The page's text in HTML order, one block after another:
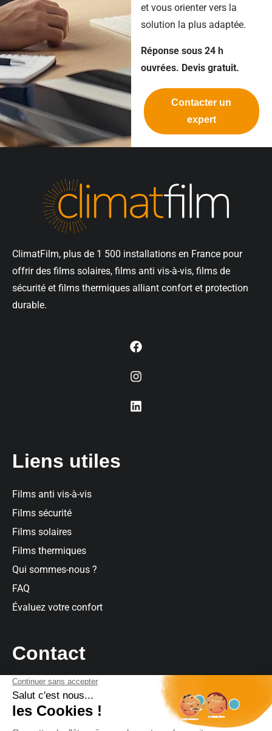
et vous orienter vers la
solution la plus adaptée.
Réponse sous 24 h
ouvrées. Devis gratuit.
Contacter un
expert
ClimatFilm, plus de 1 500 installations en France pour
offrir des films solaires, films anti vis-à-vis, films de
sécurité et films thermiques alliant confort et protection
durable.
Liens utiles
Films anti vis-à-vis
Films sécurité
Films solaires
Films thermiques
Qui sommes-nous ?
FAQ
Évaluez votre confort
Contact
Contact
Par téléphone: 09 73 03 63 64
Par mail
contact@climatfilm.fr